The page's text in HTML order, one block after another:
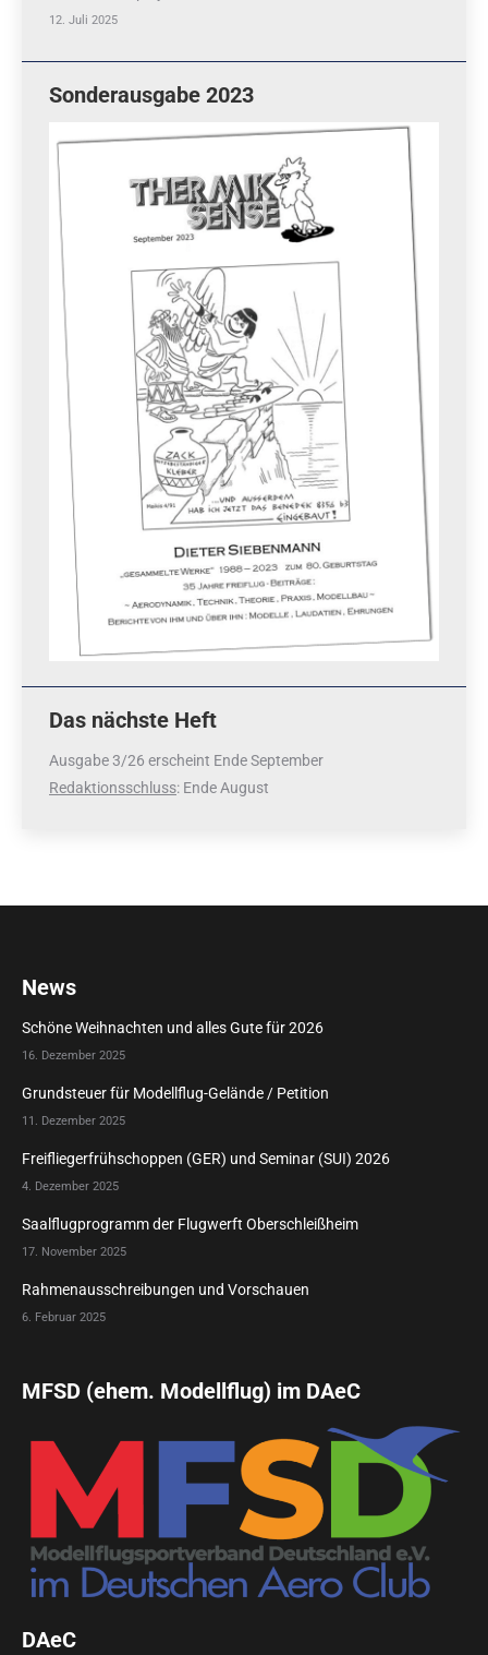
12. Juli 2025
Sonderausgabe 2023
Das nächste Heft
Ausgabe 3/26 erscheint Ende September
Redaktionsschluss: Ende August
News
Schöne Weihnachten und alles Gute für 2026
16. Dezember 2025
Grundsteuer für Modellflug-Gelände / Petition
11. Dezember 2025
Freifliegerfrühschoppen (GER) und Seminar (SUI) 2026
4. Dezember 2025
Saalflugprogramm der Flugwerft Oberschleißheim
17. November 2025
Rahmenausschreibungen und Vorschauen
6. Februar 2025
MFSD (ehem. Modellflug) im DAeC
DAeC